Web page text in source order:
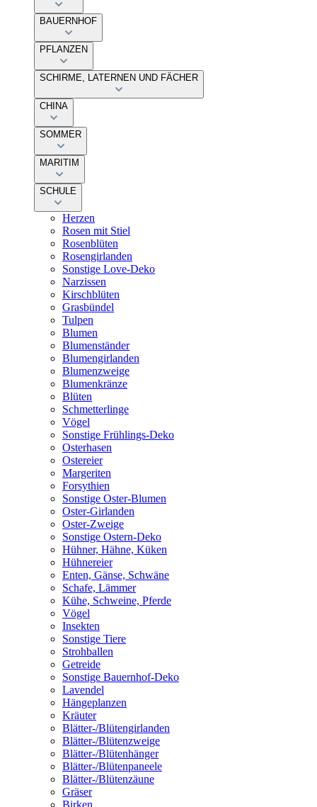
BAUERNHOF
PFLANZEN
SCHIRME, LATERNEN UND FÄCHER
CHINA
SOMMER
MARITIM
SCHULE
Herzen
Rosen mit Stiel
Rosenblüten
Rosengirlanden
Sonstige Love-Deko
Narzissen
Kirschblüten
Grasbündel
Tulpen
Blumen
Blumenständer
Blumengirlanden
Blumenzweige
Blumenkränze
Blüten
Schmetterlinge
Vögel
Sonstige Frühlings-Deko
Osterhasen
Ostereier
Margeriten
Forsythien
Sonstige Oster-Blumen
Oster-Girlanden
Oster-Zweige
Sonstige Ostern-Deko
Hühner, Hähne, Küken
Hühnereier
Enten, Gänse, Schwäne
Schafe, Lämmer
Kühe, Schweine, Pferde
Vögel
Insekten
Sonstige Tiere
Strohballen
Getreide
Sonstige Bauernhof-Deko
Lavendel
Hängeplanzen
Kräuter
Blätter-/Blütengirlanden
Blätter-/Blütenzweige
Blätter-/Blütenhänger
Blätter-/Blütenpaneele
Blätter-/Blütenzäune
Gräser
Birken